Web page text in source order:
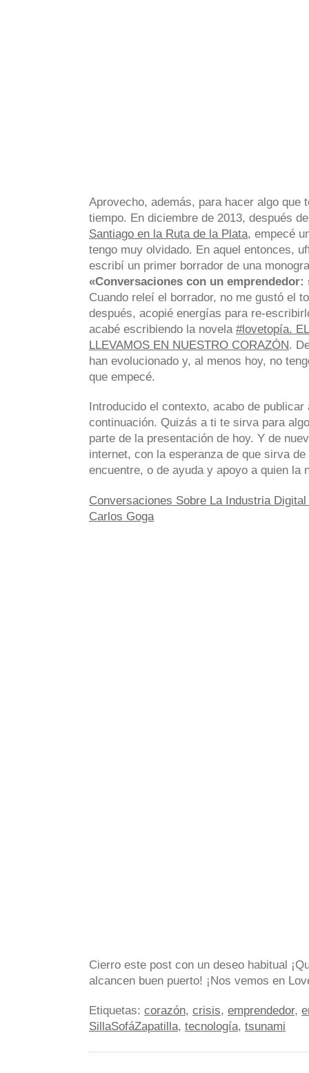
Aprovecho, además, para hacer algo que
tiempo. En diciembre de 2013, después
Santiago en la Ruta de la Plata, empecé
tengo muy olvidado. En aquel entonces,
escribí un primer borrador de una
«Conversaciones con un
Cuando releí el borrador, no me gustó el
después, acopié energías para re-
acabé escribiendo la novela #lovetopía.
LLEVAMOS EN NUESTRO CORAZÓN.
han evolucionado y, al menos hoy, no
que empecé.
Introducido el contexto, acabo de
continuación. Quizás a ti te sirva para
parte de la presentación de hoy. Y de
internet, con la esperanza de que sirva
encuentre, o de ayuda y apoyo a quien la
Conversaciones Sobre La Industria
Carlos Goga
Cierro este post con un deseo habitual
alcancen buen puerto! ¡Nos vemos en
Etiquetas: corazón, crisis, emprendedor,
SillaSofáZapatilla, tecnología, tsunami